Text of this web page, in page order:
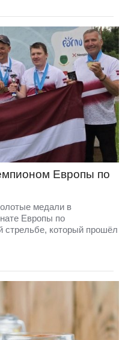
Европы по
медали в
Европы по
стрельбе, который прошёл